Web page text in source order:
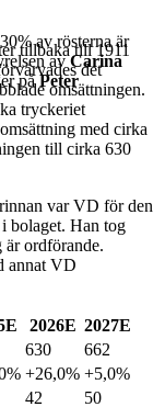
av rösterna är
avCarina
påPeter
tillbaka till 1911
det
omsättningen.
tryckeriet
med cirka
till cirka 630
var VD för den
bolaget. Han tog
är ordförande.
annat VD
2026E 2027E
630
662
+26,0% +5,0%
42
50